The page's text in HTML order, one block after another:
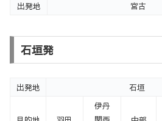
出発地 宮古
石垣発
出発地 石垣
伊丹